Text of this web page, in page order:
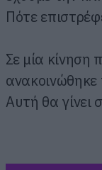
Πότε
Σε μία κίνηση
Αυτή θα γίνει